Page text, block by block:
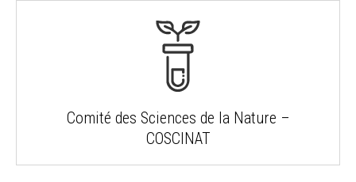
Comité des Sciences de la Nature –
COSCINAT